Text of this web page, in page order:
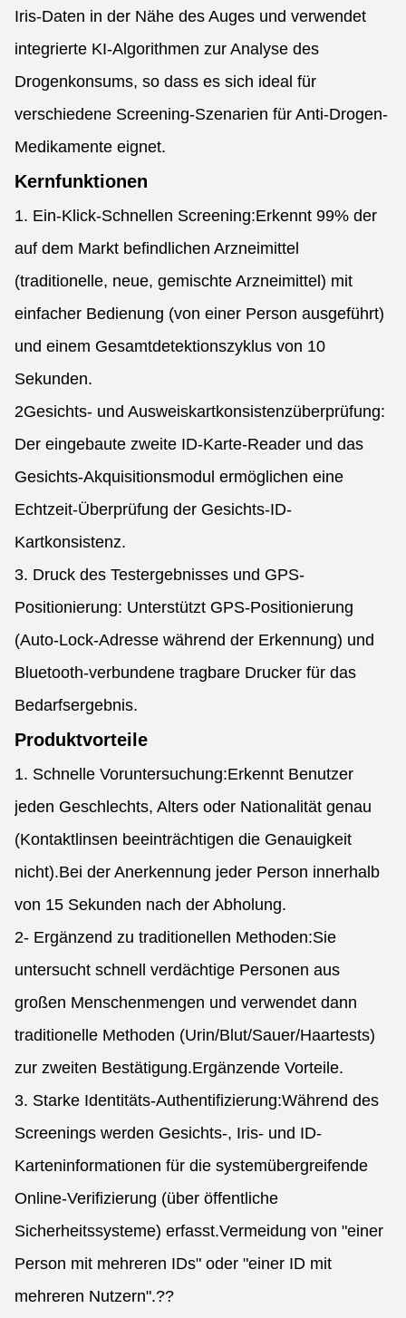
Iris-Daten in der Nähe des Auges und verwendet
integrierte KI-Algorithmen zur Analyse des
Drogenkonsums, so dass es sich ideal für
verschiedene Screening-Szenarien für Anti-Drogen-
Medikamente eignet.
Kernfunktionen
1. Ein-Klick-Schnellen Screening:Erkennt 99% der
auf dem Markt befindlichen Arzneimittel
(traditionelle, neue, gemischte Arzneimittel) mit
einfacher Bedienung (von einer Person ausgeführt)
und einem Gesamtdetektionszyklus von 10
Sekunden.
2Gesichts- und Ausweiskartkonsistenzüberprüfung:
Der eingebaute zweite ID-Karte-Reader und das
Gesichts-Akquisitionsmodul ermöglichen eine
Echtzeit-Überprüfung der Gesichts-ID-
Kartkonsistenz.
3. Druck des Testergebnisses und GPS-
Positionierung: Unterstützt GPS-Positionierung
(Auto-Lock-Adresse während der Erkennung) und
Bluetooth-verbundene tragbare Drucker für das
Bedarfsergebnis.
Produktvorteile
1. Schnelle Voruntersuchung:Erkennt Benutzer
jeden Geschlechts, Alters oder Nationalität genau
(Kontaktlinsen beeinträchtigen die Genauigkeit
nicht).Bei der Anerkennung jeder Person innerhalb
von 15 Sekunden nach der Abholung.
2- Ergänzend zu traditionellen Methoden:Sie
untersucht schnell verdächtige Personen aus
großen Menschenmengen und verwendet dann
traditionelle Methoden (Urin/Blut/Sauer/Haartests)
zur zweiten Bestätigung.Ergänzende Vorteile.
3. Starke Identitäts-Authentifizierung:Während des
Screenings werden Gesichts-, Iris- und ID-
Karteninformationen für die systemübergreifende
Online-Verifizierung (über öffentliche
Sicherheitssysteme) erfasst.Vermeidung von "einer
Person mit mehreren IDs" oder "einer ID mit
mehreren Nutzern".??